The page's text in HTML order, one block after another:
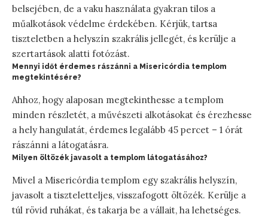
belsejében, de a vaku használata gyakran tilos a
műalkotások védelme érdekében. Kérjük, tartsa
tiszteletben a helyszín szakrális jellegét, és kerülje a
szertartások alatti fotózást.
Mennyi időt érdemes rászánni a Misericórdia templom
megtekintésére?
Ahhoz, hogy alaposan megtekinthesse a templom
minden részletét, a művészeti alkotásokat és érezhesse
a hely hangulatát, érdemes legalább 45 percet – 1 órát
rászánni a látogatásra.
Milyen öltözék javasolt a templom látogatásához?
Mivel a Misericórdia templom egy szakrális helyszín,
javasolt a tiszteletteljes, visszafogott öltözék. Kerülje a
túl rövid ruhákat, és takarja be a vállait, ha lehetséges.